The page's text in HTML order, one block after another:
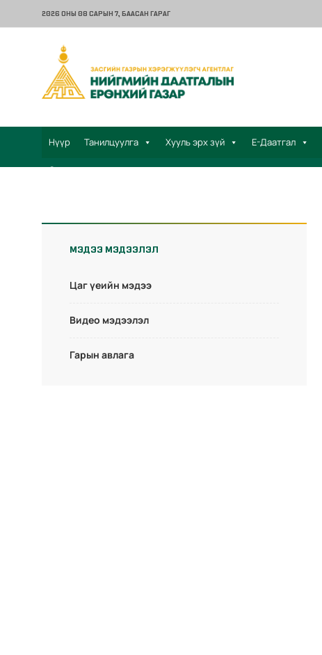
2026 ОНЫ 08 САРЫН 7, БААСАН ГАРАГ
Нүүр Танилцуулга Хууль эрх зүй Е-Даатгал
Санал хүсэлт
МЭДЭЭ МЭДЭЭЛЭЛ
Цаг үеийн мэдээ
Видео мэдээлэл
Гарын авлага